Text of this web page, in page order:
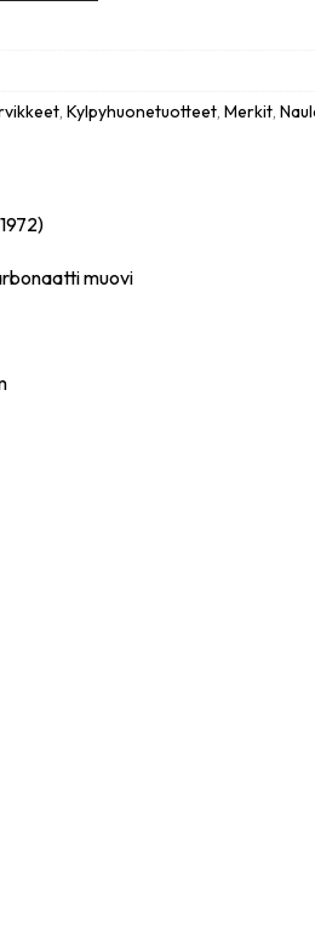
,Kylpyhuonetuotteet,Merkit,
muovi